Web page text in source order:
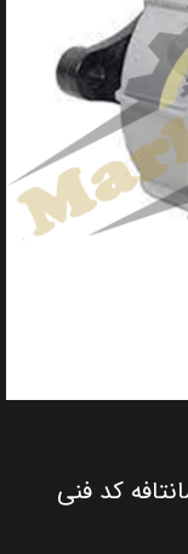
کد فنی